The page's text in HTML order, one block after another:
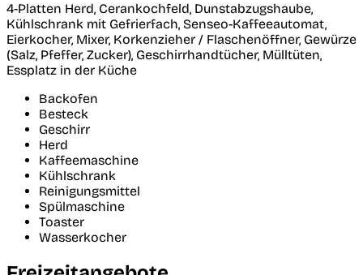
4-Platten Herd, Cerankochfeld, Dunstabzugshaube,
Kühlschrank mit Gefrierfach, Senseo-Kaffeeautomat,
Eierkocher, Mixer, Korkenzieher / Flaschenöffner, Gewürze
(Salz, Pfeffer, Zucker), Geschirrhandtücher, Mülltüten,
Essplatz in der Küche
Backofen
Besteck
Geschirr
Herd
Kaffeemaschine
Kühlschrank
Reinigungsmittel
Spülmaschine
Toaster
Wasserkocher